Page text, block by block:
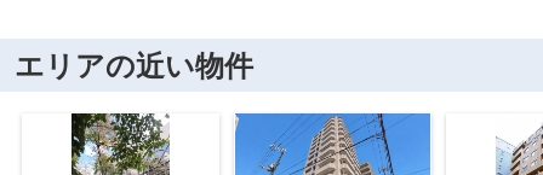
エリアの近い物件